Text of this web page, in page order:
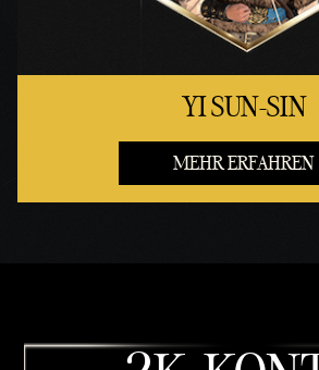
YI SUN-SIN
MEHR ERFAHREN